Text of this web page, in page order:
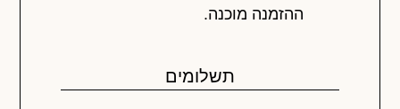
תשלומים
ההזמנה מוכנה.